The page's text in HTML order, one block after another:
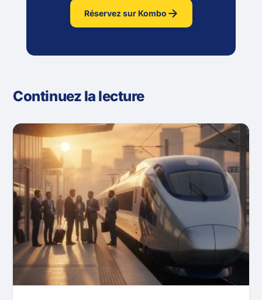
Réservez sur Kombo
Continuez la lecture